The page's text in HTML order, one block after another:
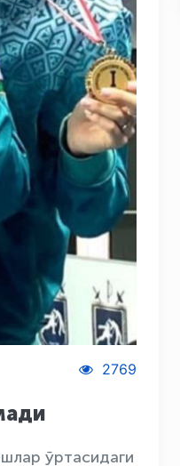
2769
ўртасидаги